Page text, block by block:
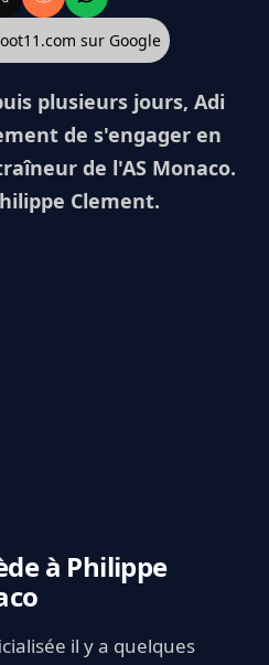
sur Google
plusieurs jours, Adi
de s'engager en
de l'AS Monaco.
Clement.
à Philippe
il y a quelques